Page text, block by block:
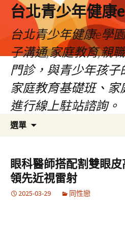
台北青少年健康
台北青少年健康e學
子溝通,家庭教育,親
門診，與青少年孩
家庭教育基礎班、
進行線上駐站諮詢。
選單
容
眼科醫師搭配割雙眼
領先近視雷射
2025-03-29 同性戀